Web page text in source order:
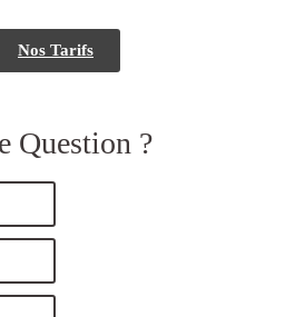
Nos Tarifs
Question ?